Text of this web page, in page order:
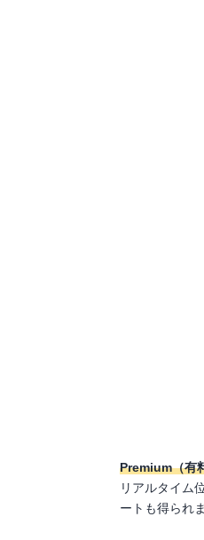
Premium（有
リアルタイム
ートも得られ